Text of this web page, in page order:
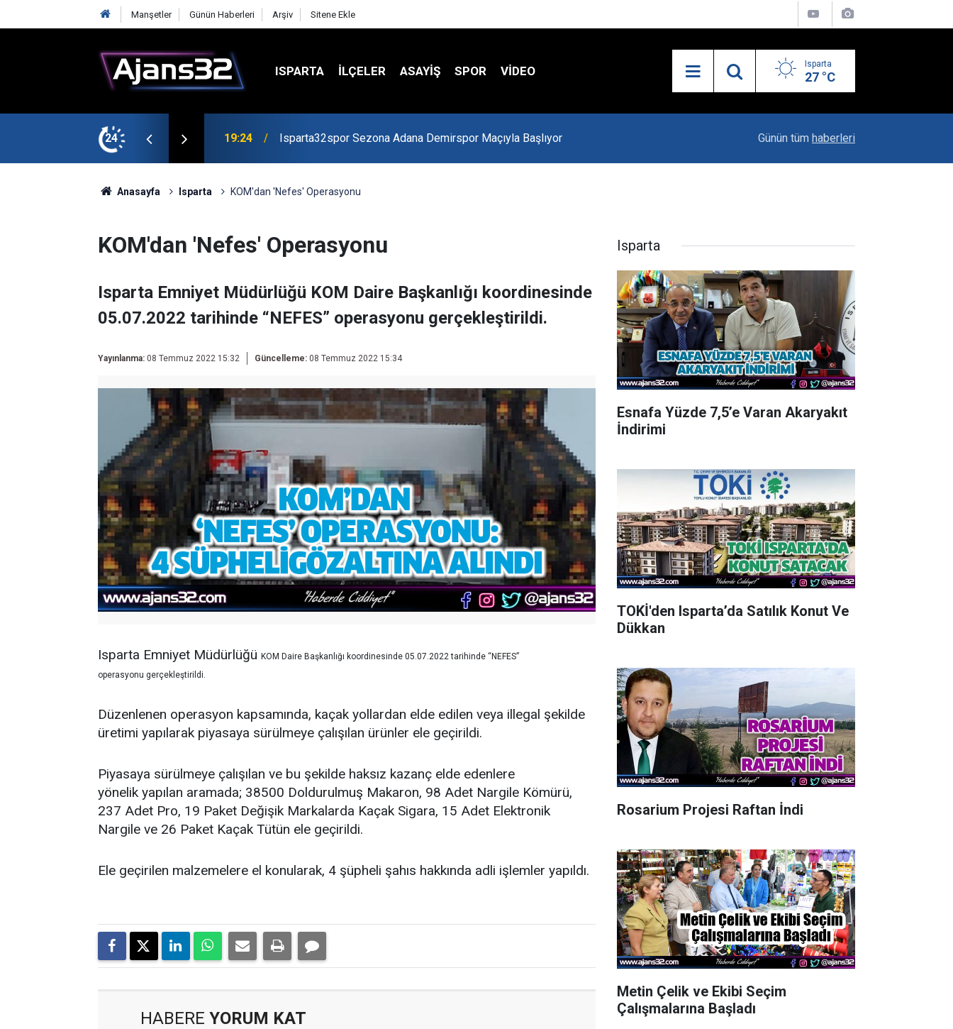
Manşetler Günün Haberleri Arşiv Sitene Ekle
ISPARTA İLÇELER ASAYİŞ SPOR VIDEO Isparta
27 °C
24
Maçıyla Başlıyor 19:22 Isparta Kredi Batağında Vali Erin: Bu İşin Kenarında Olanlara Bile Bu
Günün tüm haberleri
Anasayfa Isparta KOM'dan 'Nefes' Operasyonu
KOM'dan 'Nefes' Operasyonu
Isparta Emniyet Müdürlüğü KOM Daire Başkanlığı koordinesinde
05.07.2022 tarihinde “NEFES” operasyonu gerçekleştirildi.
Yayınlanma: 08 Temmuz 2022 15:32 Güncelleme: 08 Temmuz 2022 15:34
Isparta Emniyet Müdürlüğü KOM Daire Başkanlığı koordinesinde 05.07.2022 tarihinde “NEFES”
operasyonu gerçekleştirildi.
Düzenlenen operasyon kapsamında, kaçak yollardan elde edilen veya illegal şekilde
üretimi yapılarak piyasaya sürülmeye çalışılan ürünler ele geçirildi.
Piyasaya sürülmeye çalışılan ve bu şekilde haksız kazanç elde edenlere
yönelik yapılan aramada; 38500 Doldurulmuş Makaron, 98 Adet Nargile Kömürü,
237 Adet Pro, 19 Paket Değişik Markalarda Kaçak Sigara, 15 Adet Elektronik
Nargile ve 26 Paket Kaçak Tütün ele geçirildi.
Ele geçirilen malzemelere el konularak, 4 şüpheli şahıs hakkında adli işlemler yapıldı.
HABERE YORUM KAT
Isparta
Esnafa Yüzde 7,5’e Varan Akaryakıt
İndirimi
TOKİ'den Isparta’da Satılık Konut Ve
Dükkan
Rosarium Projesi Raftan İndi
Metin Çelik ve Ekibi Seçim
Çalışmalarına Başladı